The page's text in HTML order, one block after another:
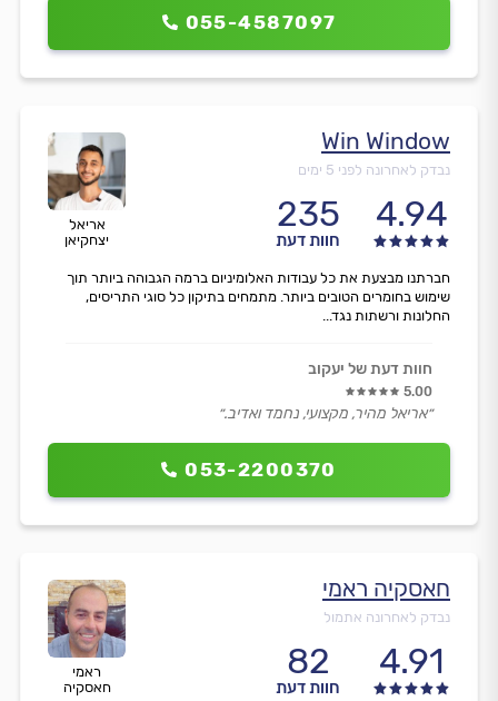
055-4587097
אריאל
יצחקיאן
Win Window
נבדק לאחרונה לפני 5 ימים
4.94
235
חוות דעת
053-2200370
חברתנו מבצעת את כל עבודות האלומיניום ברמה הגבוהה ביותר תוך
שימוש בחומרים הטובים ביותר. מתמחים בתיקון כל סוגי התריסים,
החלונות ורשתות נגד...
חוות דעת של יעקוב
5.00
״אריאל מהיר, מקצועי, נחמד ואדיב.״
ראמי
חאסקיה
חאסקיה ראמי
נבדק לאחרונה אתמול
4.91
82
חוות דעת